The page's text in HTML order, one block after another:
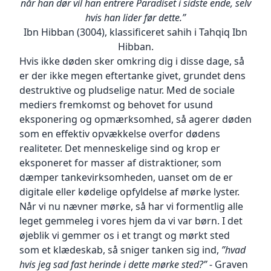
når han dør vil han entrere Paradiset i sidste ende, selv
hvis han lider før dette.”
Ibn Hibban (3004), klassificeret sahih i Tahqiq Ibn
Hibban.
Hvis ikke døden sker omkring dig i disse dage, så
er der ikke megen eftertanke givet, grundet dens
destruktive og pludselige natur. Med de sociale
mediers fremkomst og behovet for usund
eksponering og opmærksomhed, så agerer døden
som en effektiv opvækkelse overfor dødens
realiteter. Det menneskelige sind og krop er
eksponeret for masser af distraktioner, som
dæmper tankevirksomheden, uanset om de er
digitale eller kødelige opfyldelse af mørke lyster.
Når vi nu nævner mørke, så har vi formentlig alle
leget gemmeleg i vores hjem da vi var børn. I det
øjeblik vi gemmer os i et trangt og mørkt sted
som et klædeskab, så sniger tanken sig ind, ”hvad
hvis jeg sad fast herinde i dette mørke sted?”- Graven
DKK 100 pr. rykker. Betales der ikke efter 2.
rykker, overgår kravet til inkasso, og der
pålægges
gebyrer i overensstemmelse med lovgivningen.
Rabatter
Vi yder rabatter til alle kunder i form af
forskellige kampagner. Hvis der er rabat på en
vare, vil
rabatten allerede være fratrukket prisen, som
vises på sitet. På den måde er prisen, du ser,
altid
"Din pris" (dette følger gældende retningslinjer
fra forbrugerombudsmanden).
Kundepriser for virksomheder eller offentlige
institutioner
Hvis du som virksomhed eller offentlig
institution har et stort indkøb, kan vi give dig
en
køb, hvordan du evt. bruger YaaUmmas app,
sider på vores hjemmeside du har besøgt, og
hvor lang tid du har brugt på siderne. Desuden
indsamler vi oplysninger om, hvordan du har
interageret med de e-mails, vi sender til dig, via
hvilken kanal du har afgivet dit samtykke, samt
andre datapunkter, du har afgivet i forbindelse
med
et køb, afgivelse af samtykke, på din profil, via
spørgeskema, eller når du ellers har været i
kontakt
med YaaUmma. Den nævnte data bruger vi til
at lave forskellige målgrupper. På andre
kommunikations- og medietjenester
synkroniserer vi målgruppen fra vores CRM-
system med
tjenesten for at kunne målrette annoncer.
Retsgrundlaget for behandlingen er EU
Persondata-
Sådan kan du blokere eller slette cookies
Vi håber, at du vil acceptere brugen af ​​cookies
på YaaUmma.com's hjemmeside, så vi kan give
den bedste mulige service. Hvis du alligevel ikke
ønsker at modtage cookies, kan du slette
cookies
i din webbrowser ved at følge en af ​​
nedenstående vejledninger: (N.B - link til
eksterne sites)
Internet Explorer
Safari
Mozilla Firefox
Google Chrome
Opera
iPhone, iPad og andet fra Apple
Telefoner med styresystemet Android
Telefoner med Windows
Cookie politik
Velkommen til YaaUmma.